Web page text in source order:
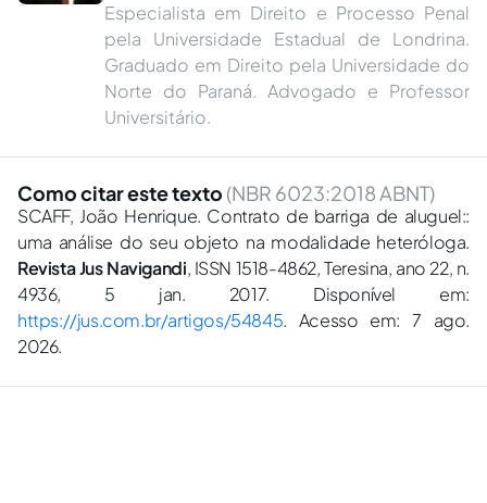
Especialista em Direito e Processo Penal
pela Universidade Estadual de Londrina.
Graduado em Direito pela Universidade do
Norte do Paraná. Advogado e Professor
Universitário.
Como citar este texto (NBR 6023:2018 ABNT)
SCAFF, João Henrique. Contrato de barriga de aluguel::
uma análise do seu objeto na modalidade heteróloga.
Revista Jus Navigandi, ISSN 1518-4862, Teresina, ano 22, n.
4936, 5 jan. 2017. Disponível em:
https://jus.com.br/artigos/54845. Acesso em: 7 ago.
2026.